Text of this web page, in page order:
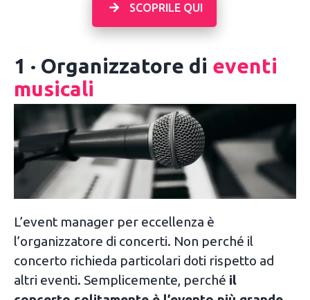
SCOPRILE QUI
1 · Organizzatore di eventi
musicali
L’event manager per eccellenza è
l’organizzatore di concerti. Non perché il
concerto richieda particolari doti rispetto ad
altri eventi. Semplicemente, perché il